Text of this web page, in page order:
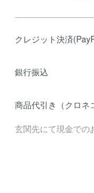
クレジット決済
銀行振込
商品代引き（クロネ
玄関先にて現金での